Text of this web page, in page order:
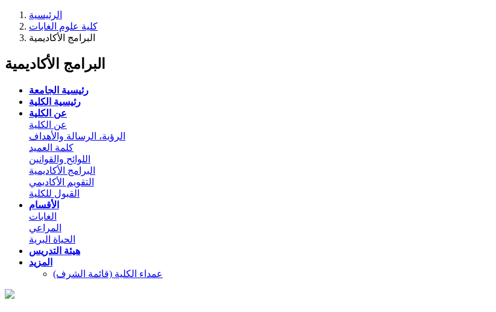
الرئيسية
كلية علوم الغابات
البرامج الأكاديمية
البرامج الأكاديمية
رئيسية الجامعة
رئيسية الكلية
عن الكلية
عن الكلية
الرؤية، الرسالة والأهداف
كلمة العميد
اللوائح والقوانين
البرامج الأكاديمية
التقويم الأكاديمي
القبول للكلية
الأقسام
الغابات
المراعي
الحياة البرية
هيئة التدريس
المزيد
عمداء الكلية (قائمة الشرف)